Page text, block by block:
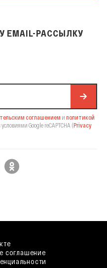
РАССЫЛКУ
соглашением и политикой
Google reCAPTCHA (Privacy
соглашение